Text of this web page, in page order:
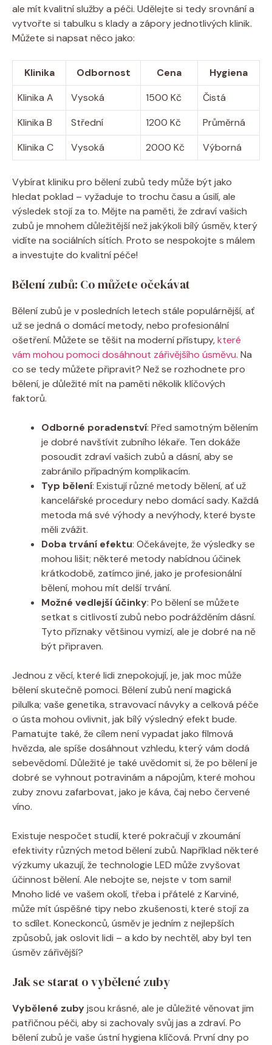
ale mít kvalitní služby a péči. Udělejte si tedy srovnání a
vytvořte si tabulku s klady a zápory jednotlivých klinik.
Můžete si napsat něco jako:
Klinika Odbornost Cena
Hygiena
Klinika A
Vysoká 1500 Kč
Čistá
Klinika B
Střední 1200 Kč
Průměrná
Klinika C
Vysoká 2000 Kč Výborná
Vybírat kliniku pro bělení zubů tedy může být jako
hledat poklad – vyžaduje to trochu času a úsilí, ale
výsledek stojí za to. Mějte na paměti, že zdraví vašich
zubů je mnohem důležitější než jakýkoli bílý úsměv, který
vidíte na sociálních sítích. Proto se nespokojte s málem
a investujte do kvalitní péče!
Bělení zubů: Co můžete očekávat
Bělení zubů je v posledních letech stále populárnější, ať
už se jedná o domácí metody, nebo profesionální
ošetření. Můžete se těšit na moderní přístupy,které
vám mohou pomoci dosáhnout zářivějšího úsměvu. Na
co se tedy můžete připravit? Než se rozhodnete pro
bělení, je důležité mít na paměti několik klíčových
faktorů.
Odborné poradenství: Před samotným bělením
je dobré navštívit zubního lékaře. Ten dokáže
posoudit zdraví vašich zubů a dásní, aby se
zabránilo případným komplikacím.
Typ bělení: Existují různé metody bělení, ať už
kancelářské procedury nebo domácí sady. Každá
metoda má své výhody a nevýhody, které byste
měli zvážit.
Doba trvání efektu: Očekávejte, že výsledky se
mohou lišit; některé metody nabídnou účinek
krátkodobě, zatímco jiné, jako je profesionální
bělení, mohou mít delší trvání.
Možné vedlejší účinky: Po bělení se můžete
setkat s citlivostí zubů nebo podrážděním dásní.
Tyto příznaky většinou vymizí, ale je dobré na ně
být připraven.
Jednou z věcí, které lidi znepokojují, je, jak moc může
bělení skutečně pomoci. Bělení zubů není magická
pilulka; vaše genetika, stravovací návyky a celková péče
o ústa mohou ovlivnit, jak bílý výsledný efekt bude.
Pamatujte také, že cílem není vypadat jako filmová
hvězda, ale spíše dosáhnout vzhledu, který vám dodá
sebevědomí. Důležité je také uvědomit si, že po bělení je
dobré se vyhnout potravinám a nápojům, které mohou
zuby znovu zafarbovat, jako je káva, čaj nebo červené
víno.
Existuje nespočet studií, které pokračují v zkoumání
efektivity různých metod bělení zubů. Například některé
výzkumy ukazují, že technologie LED může zvyšovat
účinnost bělení. Ale nebojte se, nejste v tom sami!
Mnoho lidé ve vašem okolí, třeba i přátelé z Karviné,
může mít úspěšné tipy nebo zkušenosti, které stojí za
to sdílet. Koneckonců, úsměv je jedním z nejlepších
způsobů, jak oslovit lidi – a kdo by nechtěl, aby byl ten
úsměv zářivější?
Jak se starat o vybělené zuby
Vybělené zubyjsou krásné, ale je důležité věnovat jim
patřičnou péči, aby si zachovaly svůj jas a zdraví. Po
bělení zubů je vaše ústní hygiena klíčová. První dny po